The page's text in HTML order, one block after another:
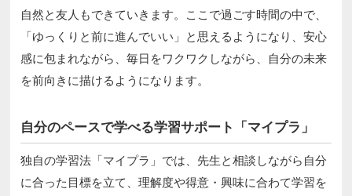
自然と友人もできていきます。ここで過ごす時間の中で、
「ゆっくりと前に進んでいい」と思えるようになり、安心
感に包まれながら、毎日をワクワクしながら、自分の未来
を前向きに描けるようになります。
自分のペースで学べる学習サポート「マイプラ」
独自の学習法「マイプラ」では、先生と相談しながら自分
に合った目標を立て、理解度や得意・興味に合わて学習を